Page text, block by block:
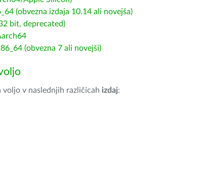
(obvezna izdaja 10.14 ali novejša)
bit, deprecated)
(obvezna 7 ali novejši)
voljo v naslednjih različicah izdaj: